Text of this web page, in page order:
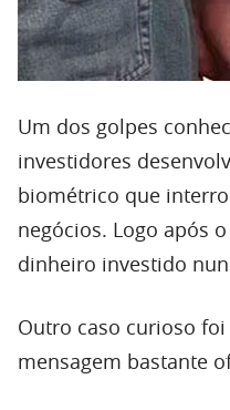
Um dos golpes
investidores
biométrico que
negócios. Logo após
dinheiro investido
Outro caso curioso foi
mensagem bastante